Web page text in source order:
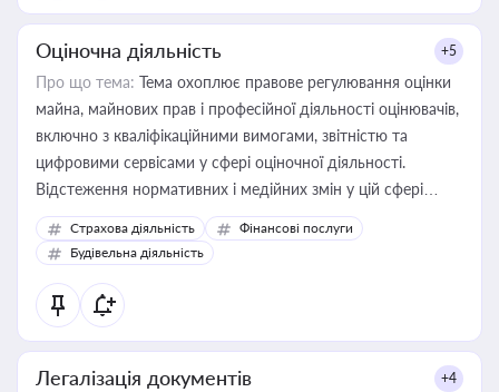
Оціночна діяльність +5
Про що тема: Тема охоплює правове регулювання оцінки
майна, майнових прав і професійної діяльності оцінювачів,
включно з кваліфікаційними вимогами, звітністю та
цифровими сервісами у сфері оціночної діяльності.
Відстеження нормативних і медійних змін у цій сфері
корисне для власника бізнесу, керівника, юриста або
бухгалтера під час оподаткування, приватизації, оренди
державного майна, корпоративних угод і перевірки
статусу суб'єктів оціночної діяльності
Страхова діяльність
Фінансові послуги
Будівельна діяльність
Легалізація документів +4